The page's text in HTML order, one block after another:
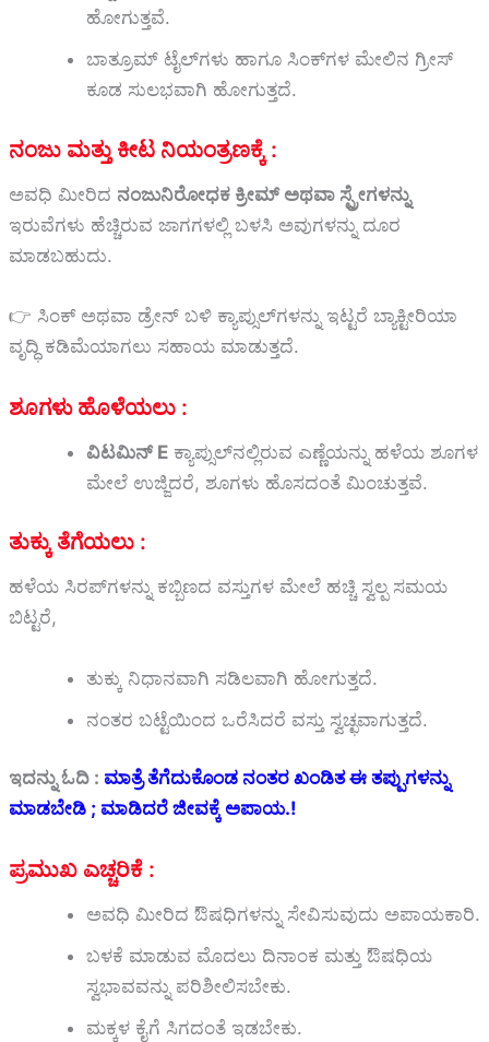
ಹೋಗುತ್ತವೆ.
ಬಾತ್ರೂಮ್ ಟೈಲ್‌ಗಳು ಹಾಗೂ ಸಿಂಕ್‌ಗಳ ಮೇಲಿನ ಗ್ರೀಸ್
ಕೂಡ ಸುಲಭವಾಗಿ ಹೋಗುತ್ತದೆ.
ನಂಜು ಮತ್ತು ಕೀಟ ನಿಯಂತ್ರಣಕ್ಕೆ :
ಅವಧಿ ಮೀರಿದ ನಂಜುನಿರೋಧಕ ಕ್ರೀಮ್ ಅಥವಾ ಸ್ಪ್ರೇಗಳನ್ನು
ಇರುವೆಗಳು ಹೆಚ್ಚಿರುವ ಜಾಗಗಳಲ್ಲಿ ಬಳಸಿ ಅವುಗಳನ್ನು ದೂರ
ಮಾಡಬಹುದು.
👉 ಸಿಂಕ್ ಅಥವಾ ಡ್ರೇನ್ ಬಳಿ ಕ್ಯಾಪ್ಸುಲ್‌ಗಳನ್ನು ಇಟ್ಟರೆ ಬ್ಯಾಕ್ಟೀರಿಯಾ
ವೃದ್ಧಿ ಕಡಿಮೆಯಾಗಲು ಸಹಾಯ ಮಾಡುತ್ತದೆ.
ಶೂಗಳು ಹೊಳೆಯಲು :
ವಿಟಮಿನ್ E ಕ್ಯಾಪ್ಸುಲ್‌ನಲ್ಲಿರುವ ಎಣ್ಣೆಯನ್ನು ಹಳೆಯ ಶೂಗಳ
ಮೇಲೆ ಉಜ್ಜಿದರೆ, ಶೂಗಳು ಹೊಸದಂತೆ ಮಿಂಚುತ್ತವೆ.
ತುಕ್ಕು ತೆಗೆಯಲು :
ಹಳೆಯ ಸಿರಪ್‌ಗಳನ್ನು ಕಬ್ಬಿಣದ ವಸ್ತುಗಳ ಮೇಲೆ ಹಚ್ಚಿ ಸ್ವಲ್ಪ ಸಮಯ
ಬಿಟ್ಟರೆ,
ತುಕ್ಕು ನಿಧಾನವಾಗಿ ಸಡಿಲವಾಗಿ ಹೋಗುತ್ತದೆ.
ನಂತರ ಬಟ್ಟೆಯಿಂದ ಒರೆಸಿದರೆ ವಸ್ತು ಸ್ವಚ್ಛವಾಗುತ್ತದೆ.
ಇದನ್ನು ಓದಿ : ಮಾತ್ರೆ ತೆಗೆದುಕೊಂಡ ನಂತರ ಖಂಡಿತ ಈ ತಪ್ಪುಗಳನ್ನು
ಮಾಡಬೇಡಿ ; ಮಾಡಿದರೆ ಜೀವಕ್ಕೆ ಅಪಾಯ.!
ಪ್ರಮುಖ ಎಚ್ಚರಿಕೆ :
ಅವಧಿ ಮೀರಿದ ಔಷಧಿಗಳನ್ನು ಸೇವಿಸುವುದು ಅಪಾಯಕಾರಿ.
ಬಳಕೆ ಮಾಡುವ ಮೊದಲು ದಿನಾಂಕ ಮತ್ತು ಔಷಧಿಯ
ಸ್ವಭಾವವನ್ನು ಪರಿಶೀಲಿಸಬೇಕು.
ಮಕ್ಕಳ ಕೈಗೆ ಸಿಗದಂತೆ ಇಡಬೇಕು.